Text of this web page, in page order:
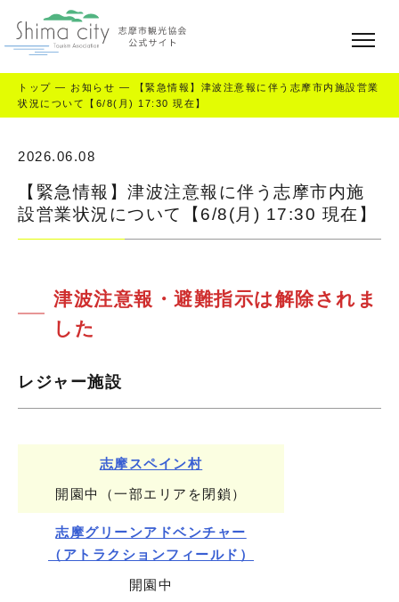
トップ — お知らせ —
【緊急情報】津波注意報に伴う志摩市内施設営業
状況について【6/8(月) 17:30 現在】
2026.06.08
【緊急情報】津波注意報に伴う志摩市内施
設営業状況について【6/8(月) 17:30 現在】
津波注意報・避難指示は解除されま
した
レジャー施設
志摩スペイン村
開園中（一部エリアを閉鎖）
志摩グリーンアドベンチャー
（アトラクションフィールド）
開園中